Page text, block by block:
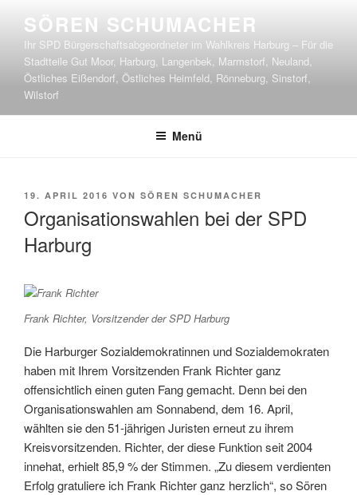
Inhalt
springen
SÖREN SCHUMACHER
Ihr SPD Bürgerschaftsabgeordneter im Wahlkreis Harburg – Für die
Stadtteile Gut Moor, Harburg, Langenbek, Marmstorf, Neuland,
Östliches Eißendorf, Östliches Heimfeld, Rönneburg, Sinstorf,
Wilstorf
Menü
VERÖFFENTLICHT
19. APRIL 2016 VON SÖREN SCHUMACHER
Organisationswahlen bei der SPD
Harburg
Frank Richter, Vorsitzender der SPD Harburg
Die Harburger Sozialdemokratinnen und Sozialdemokraten
haben mit Ihrem Vorsitzenden Frank Richter ganz
offensichtlich einen guten Fang gemacht. Denn bei den
Organisationswahlen am Sonnabend, dem 16. April,
wählten sie den 51-jährigen Juristen erneut zu ihrem
Kreisvorsitzenden. Richter, der diese Funktion seit 2004
innehat, erhielt 85,9 % der Stimmen. „Zu diesem verdienten
Erfolg gratuliere ich Frank Richter ganz herzlich“, so Sören